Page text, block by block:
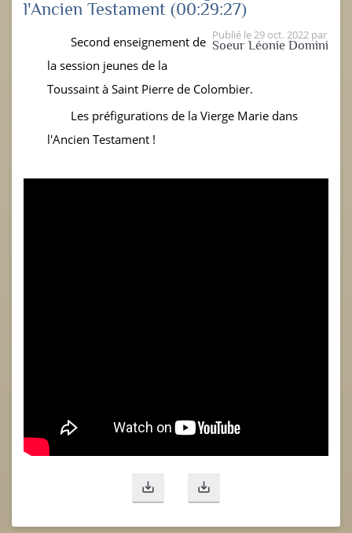
l'Ancien Testament (00:29:27)
Publié le29 oct. 2022 par
Soeur Léonie Domini
Second enseignement de
la session jeunes de la
Toussaint à Saint Pierre de Colombier.
Les préfigurations de la Vierge Marie dans
l'Ancien Testament !
save_alt save_alt